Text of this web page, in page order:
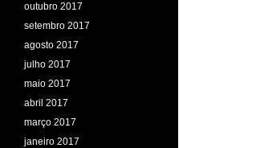
outubro 2017
setembro 2017
agosto 2017
julho 2017
maio 2017
abril 2017
março 2017
janeiro 2017